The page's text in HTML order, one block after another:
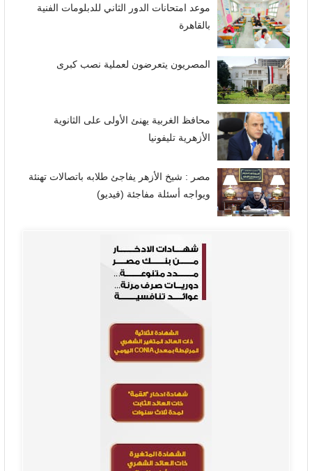
موعد امتحانات الدور الثاني للدبلومات الفنية
بالقاهرة
المصريون يتعرضون لعملية نصب كبرى
محافظ الغربية يهنئ الأولى على الثانوية
الأزهرية تليفونيا
مصر : شيخ الأزهر يفاجئ طلابه باتصالات تهنئة
ويواجه أسئلة مفاجئة (فيديو)